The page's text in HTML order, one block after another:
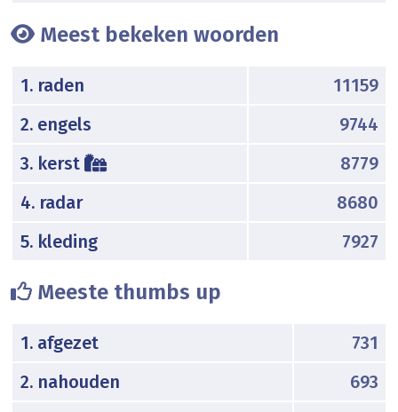
Meest bekeken woorden
1. raden
11159
2. engels
9744
3. kerst
8779
4. radar
8680
5. kleding
7927
Meeste thumbs up
1. afgezet
731
2. nahouden
693